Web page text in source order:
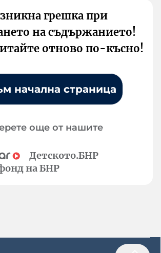
грешка при
на съдържанието!
отново по-късно!
начална страница
още от нашите
Детското.БНР
на БНР